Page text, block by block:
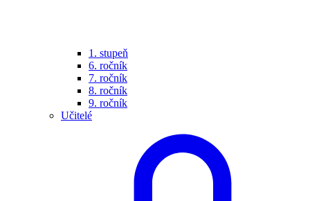
1. stupeň
6. ročník
7. ročník
8. ročník
9. ročník
Učitelé